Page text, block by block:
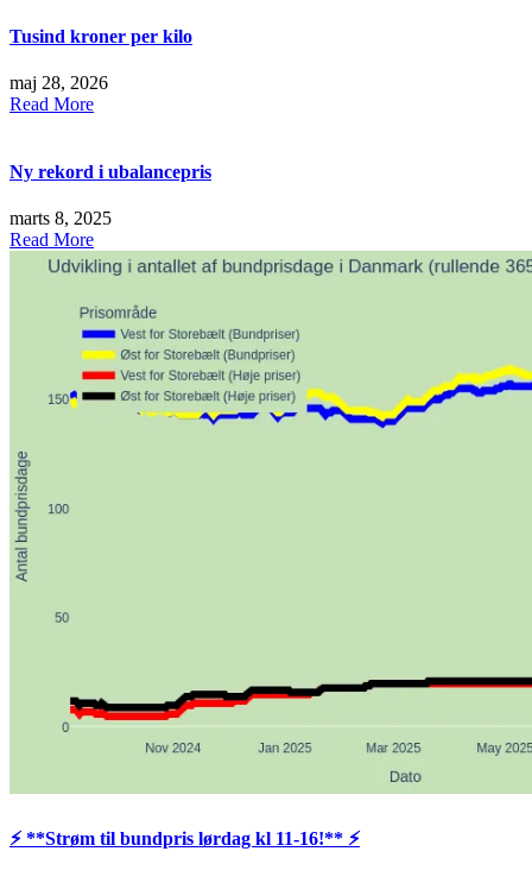
Tusind kroner per kilo
maj 28, 2026
Read More
Ny rekord i ubalancepris
marts 8, 2025
Read More
⚡️ **Strøm til bundpris lørdag kl 11-16!** ⚡️